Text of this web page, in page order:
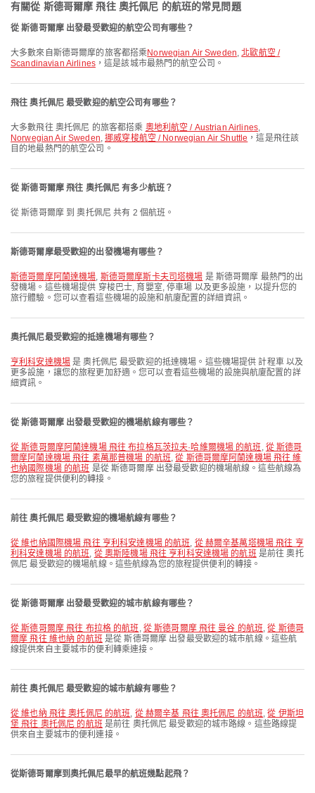
有關從 斯德哥爾摩 飛往 奧托佩尼 的航班的常見問題
從 斯德哥爾摩 出發最受歡迎的航空公司有哪些？
大多數來自斯德哥爾摩的旅客都搭乘Norwegian Air Sweden,北歐航空 /
Scandinavian Airlines，這是該城市最熱門的航空公司。
飛往 奧托佩尼 最受歡迎的航空公司有哪些？
大多數飛往 奧托佩尼 的旅客都搭乘 奧地利航空 / Austrian Airlines,
Norwegian Air Sweden,挪威穿梭航空 / Norwegian Air Shuttle ，這是飛往該
目的地最熱門的航空公司。
從 斯德哥爾摩 飛往 奧托佩尼 有多少航班？
從 斯德哥爾摩 到 奧托佩尼 共有 2 個航班。
斯德哥爾摩最受歡迎的出發機場有哪些？
斯德哥爾摩阿蘭達機場, 斯德哥爾摩斯卡夫司塔機場 是 斯德哥爾摩 最熱門的出
發機場。這些機場提供 穿梭巴士, 育嬰室, 停車場 以及更多設施，以提升您的
旅行體驗。您可以查看這些機場的設施和航廈配置的詳細資訊。
奧托佩尼最受歡迎的抵達機場有哪些？
亨利科安達機場是 奧托佩尼 最受歡迎的抵達機場。這些機場提供 計程車 以及
更多設施，讓您的旅程更加舒適。您可以查看這些機場的設施與航廈配置的詳
細資訊。
從 斯德哥爾摩 出發最受歡迎的機場航線有哪些？
從 斯德哥爾摩阿蘭達機場 飛往 布拉格瓦茨拉夫·哈維爾機場 的航班 , 從 斯德哥
爾摩阿蘭達機場 飛往 素萬那普機場 的航班,從 斯德哥爾摩阿蘭達機場 飛往 維
也納國際機場 的航班 是從 斯德哥爾摩 出發最受歡迎的機場航線。這些航線為
您的旅程提供便利的轉接。
前往 奧托佩尼 最受歡迎的機場航線有哪些？
從 維也納國際機場 飛往 亨利科安達機場 的航班, 從 赫爾辛基萬塔機場 飛往 亨
利科安達機場 的航班, 從 奧斯陸機場 飛往 亨利科安達機場 的航班 是前往 奧托
佩尼 最受歡迎的機場航線。這些航線為您的旅程提供便利的轉接。
從 斯德哥爾摩 出發最受歡迎的城市航線有哪些？
從 斯德哥爾摩 飛往 布拉格 的航班 , 從 斯德哥爾摩 飛往 曼谷 的航班,從 斯德哥
爾摩 飛往 維也納 的航班 是從 斯德哥爾摩 出發最受歡迎的城市航線。這些航
線提供來自主要城市的便利轉乘連接。
前往 奧托佩尼 最受歡迎的城市航線有哪些？
從 維也納 飛往 奧托佩尼 的航班, 從 赫爾辛基 飛往 奧托佩尼 的航班,從 伊斯坦
堡 飛往 奧托佩尼 的航班 是前往 奧托佩尼 最受歡迎的城市路線。這些路線提
供來自主要城市的便利連接。
從斯德哥爾摩到奧托佩尼最早的航班幾點起飛？